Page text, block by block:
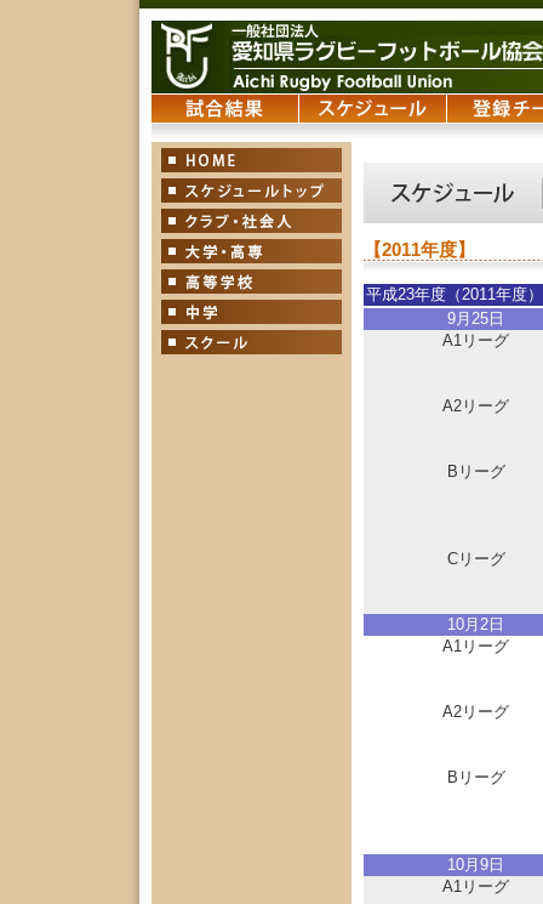
【2011年度】
平成23年度（2011年度
9月25日
A1リーグ
A2リーグ
Bリーグ
Cリーグ
10月2日
A1リーグ
A2リーグ
Bリーグ
10月9日
A1リーグ